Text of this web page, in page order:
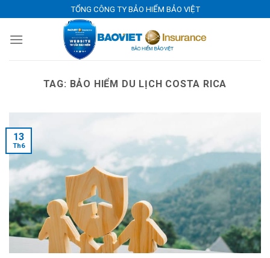
to
content
TỔNG CÔNG TY BẢO HIỂM BẢO VIỆT
TAG: BẢO HIỂM DU LỊCH COSTA RICA
13
Th6